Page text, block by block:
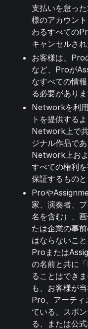
支払いを怠っ
様のアカウン
わるすべての
キャンセルさ
お客様は、Pro
など、Proが
なすべての情
る必要がありま
Networkを利
トを提供する
Network上で
ジナル作品で
Network上お
すべての権利
保証するものと
Proや
家、演奏者、
名を含む）、
たは企業の事
はならないこ
Proまたは
の名前と共に
ることはでき
も、お客様が
Pro、アーティ
ている、スポ
る、または公